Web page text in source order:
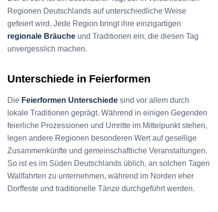
Regionen Deutschlands auf unterschiedliche Weise
gefeiert wird. Jede Region bringt ihre einzigartigen
regionale Bräuche und Traditionen ein, die diesen Tag
unvergesslich machen.
Unterschiede in Feierformen
Die Feierformen Unterschiede sind vor allem durch
lokale Traditionen geprägt. Während in einigen Gegenden
feierliche Prozessionen und Umritte im Mittelpunkt stehen,
legen andere Regionen besonderen Wert auf gesellige
Zusammenkünfte und gemeinschaftliche Veranstaltungen.
So ist es im Süden Deutschlands üblich, an solchen Tagen
Wallfahrten zu unternehmen, während im Norden eher
Dorffeste und traditionelle Tänze durchgeführt werden.